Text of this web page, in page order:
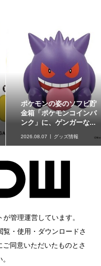
ポケモンの姿のソフビ貯
金箱「ポケモンコインバ
ンク」に、ゲンガーな...
2026.08.07 グッズ情報
管理運営しています。
・使用・ダウンロードさ
同意いただいたものとさ